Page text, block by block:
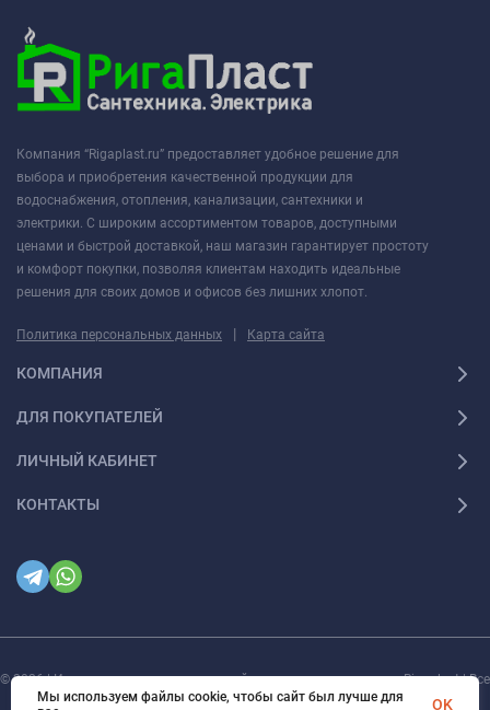
Компания “Rigaplast.ru” предоставляет удобное решение для
выбора и приобретения качественной продукции для
водоснабжения, отопления, канализации, сантехники и
электрики. С широким ассортиментом товаров, доступными
ценами и быстрой доставкой, наш магазин гарантирует простоту
и комфорт покупки, позволяя клиентам находить идеальные
решения для своих домов и офисов без лишних хлопот.
Политика персональных данных | Карта сайта
КОМПАНИЯ
ДЛЯ ПОКУПАТЕЛЕЙ
ЛИЧНЫЙ КАБИНЕТ
КОНТАКТЫ
© 2026 | Интернет магазин инженерной сантехники и электрики Rigaplast | Все
права защищены
Мы используем файлы cookie, чтобы сайт был лучше для
OK